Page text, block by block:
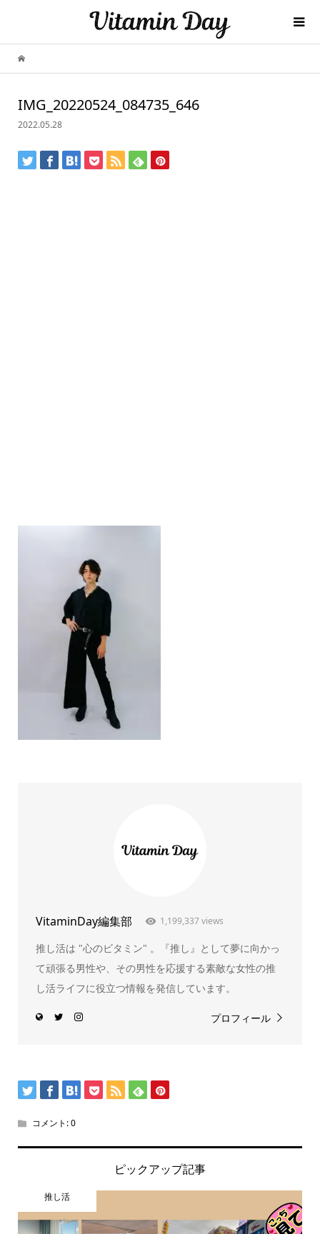
IMG_20220524_084735_646
2022.05.28
VitaminDay編集部 1,199,337 views
推し活は "心のビタミン" 。『推し』として夢に向かっ
て頑張る男性や、その男性を応援する素敵な女性の推
し活ライフに役立つ情報を発信しています。
プロフィール
コメント:0
ピックアップ記事
推し活